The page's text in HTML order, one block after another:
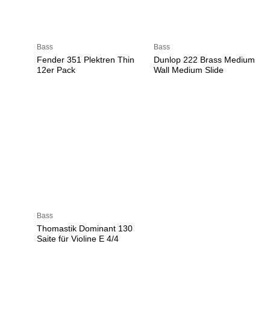
Bass
Fender 351 Plektren Thin
12er Pack
Bass
Dunlop 222 Brass Medium
Wall Medium Slide
Bass
Thomastik Dominant 130
Saite für Violine E 4/4